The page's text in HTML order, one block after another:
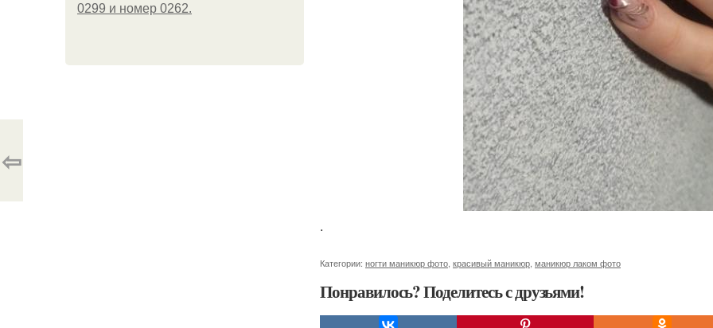
0299 и номер 0262.
.
Категории: ногти маникюр фото красивый маникюр маникюр лаком фото
Понравилось? Поделитесь с друзьями!
⇦